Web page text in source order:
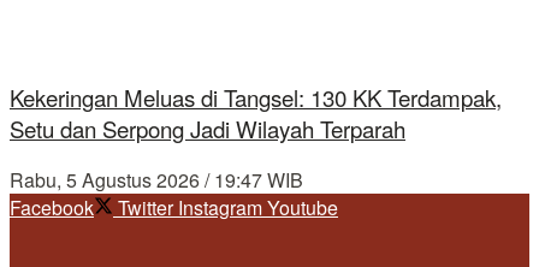
Kekeringan Meluas di Tangsel: 130 KK Terdampak,
Setu dan Serpong Jadi Wilayah Terparah
Rabu, 5 Agustus 2026 / 19:47 WIB
Facebook
Twitter InstagramYoutube